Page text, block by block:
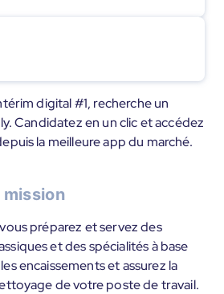
digital #1, recherche un
Candidatez en un clic et accédez
la meilleure app du marché.
préparez et servez des
et des spécialités à base
encaissements et assurez la
de votre poste de travail.